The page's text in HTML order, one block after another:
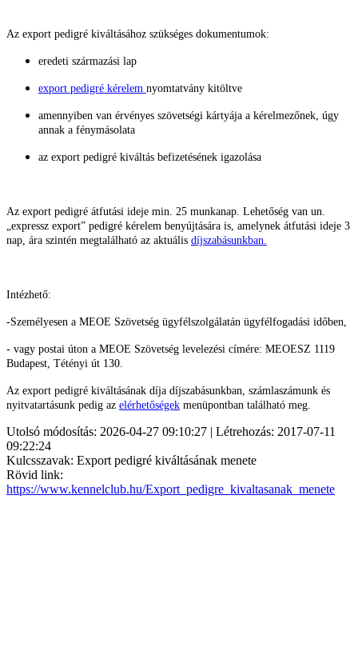
Az export pedigré kiváltásához szükséges dokumentumok:
eredeti származási lap
export pedigré kérelem nyomtatvány kitöltve
amennyiben van érvényes szövetségi kártyája a kérelmezőnek, úgy
annak a fénymásolata
az export pedigré kiváltás befizetésének igazolása
Az export pedigré átfutási ideje min. 25 munkanap. Lehetőség van un.
„expressz export” pedigré kérelem benyújtására is, amelynek átfutási ideje 3
nap, ára szintén megtalálható az aktuális díjszabásunkban.
Intézhető:
-Személyesen a MEOE Szövetség ügyfélszolgálatán ügyfélfogadási időben,
- vagy postai úton a MEOE Szövetség levelezési címére: MEOESZ 1119
Budapest, Tétényi út 130.
Az export pedigré kiváltásának díja díjszabásunkban, számlaszámunk és
nyitvatartásunk pedig az elérhetőségek menüpontban található meg.
Utolsó módosítás: 2026-04-27 09:10:27 | Létrehozás: 2017-07-11
09:22:24
Kulcsszavak: Export pedigré kiváltásának menete
Rövid link:
https://www.kennelclub.hu/Export_pedigre_kivaltasanak_menete